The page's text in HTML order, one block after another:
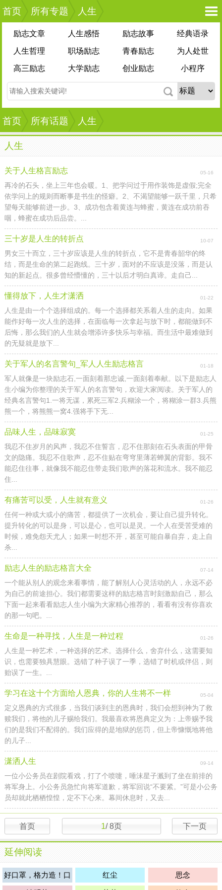
首页 所有专题 人生
励志文章 人生感悟 励志故事 经典语录
人生哲理 职场励志 青春励志 为人处世
高三励志 大学励志 创业励志 小程序
首页 所有话题 人生
人生
关于人生格言励志 05-16
再冷的石头，坐上三年也会暖。1、把学问过于用作装饰是虚假;完全
依学问上的规则而断事是书生的怪癖。2、不渴望能够一跃千里，只希
望每天能够前进一步。3、成功包含着黄连与蜂蜜，黄连在成功前吞
咽，蜂蜜在成功后品尝。...
三十岁是人生的转折点 10-07
男女三十而立，三十岁应该是人生的转折点，它不是青春韶华的终
结，而是生命的第二起跑线。三十岁，面对的不应该是没落，而是认
知的新起点。很多曾经懵懂的，三十以后才明白真谛。走自己...
懂得放下，人生才潇洒 01-22
人生是由一个个选择组成的。每一个选择都关系着人生的走向。如果
能作好每一次人生的选择，在面临每一次拿起与放下时，都能做到不
后悔，那么我们的人生就会增添许多快乐与幸福。而生活中最难做到
的无疑就是放下...
关于军人的名言警句_军人人生励志格言 01-18
军人就像是一块励志石,一面刻着那忠诚,一面刻着奉献。以下是励志人
生小编为你整理的关于军人的名言警句，欢迎大家阅读。关于军人的
经典名言警句1.一将无谋，累死三军2.兵糊涂一个，将糊涂一群3.兵熊
熊一个，将熊熊一窝4.强将手下无...
品味人生，品味寂寞 01-25
我忍不住岁月的风声，我忍不住誓言，忍不住那刻在石头表面的甲骨
文的隐痛。我忍不住歌声，忍不住贴在弯穹里薄若蝉翼的背影。我不
能忍住往事，就像我不能忍住带走我们歌声的落花和流水。我不能忍
住...
有痛苦可以受，人生就有意义 01-26
任何一种或大或小的痛苦，都提供了一次机会，要让自己提升转化。
提升转化的可以是身，可以是心，也可以是灵。一个人在受苦受难的
时候，难免怨天尤人；如果一时想不开，甚至可能自暴自弃，走上自
杀...
励志人生的励志格言大全 07-14
一个能从别人的观念来看事情，能了解别人心灵活动的人，永远不必
为自己的前途担心。我们都需要这样的励志格言时刻激励自己，那么
下面一起来看看励志人生小编为大家精心推荐的，看看有没有你喜欢
的那一句吧。...
生命是一种寻找，人生是一种过程 01-26
人生是一种艺术，一种选择的艺术。选择什么，舍弃什么，这需要知
识，也需要独具慧眼。选错了种子误了一季，选错了时机或伴侣，则
贻误了一生。...
学习在这十个方面给人恩典，你的人生将不一样 05-04
定义恩典的方式很多，当我们谈到主的恩典时，我们会想到神为了救
赎我们，将他的儿子赐给我们。我最喜欢将恩典定义为：上帝赐予我
们的是我们不配得的。我们应得的是地狱的惩罚，但上帝慷慨地将他
的儿子...
潇洒人生 09-14
一位小公务员在剧院看戏，打了个喷嚏，唾沫星子溅到了坐在前排的
将军身上。小公务员急忙向将军道歉，将军回说“不要紧。”可是小公务
员却就此栖栖惶惶，定不下心来。幕间休息时，又去...
首页 1/8页 下一页
延伸阅读
好口罩，格力造！口
红尘 思念